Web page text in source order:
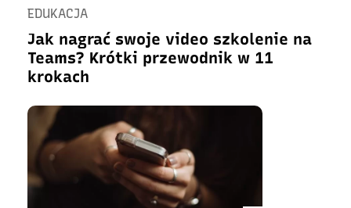
EDUKACJA
Jak nagrać swoje video szkolenie na
Teams? Krótki przewodnik w 11
krokach